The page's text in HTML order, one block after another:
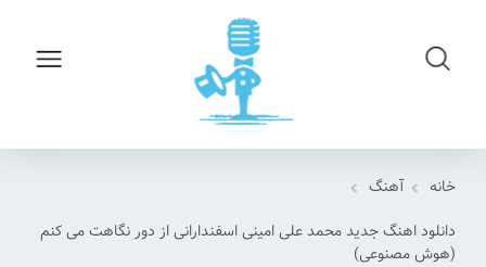
خانه
آهنگ
دانلود اهنگ جدید محمد علی امینی اسفندارانی از دور نگاهت می کنم
(هوش مصنوعی)